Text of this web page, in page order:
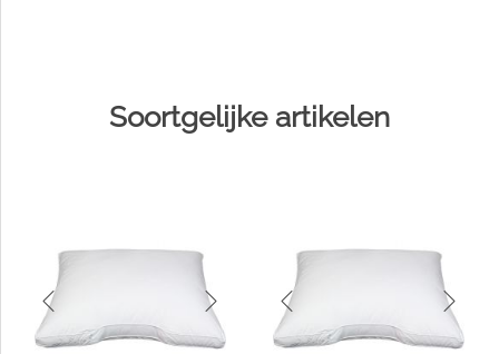
Soortgelijke artikelen